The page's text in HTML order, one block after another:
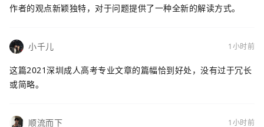
作者的观点新颖独特，对于问题提供了一种全新的解读方式。
小千儿 1小时前
这篇2021深圳成人高考专业文章的篇幅恰到好处，没有过于冗长
或简略。
顺流而下 1小时前